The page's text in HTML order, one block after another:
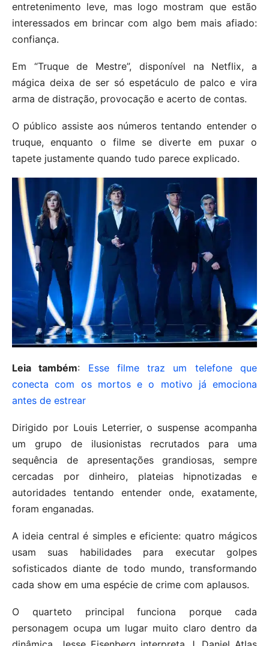
entretenimento leve, mas logo mostram que estão
interessados em brincar com algo bem mais afiado:
confiança.
Em “Truque de Mestre”, disponível na Netflix, a
mágica deixa de ser só espetáculo de palco e vira
arma de distração, provocação e acerto de contas.
O público assiste aos números tentando entender o
truque, enquanto o filme se diverte em puxar o
tapete justamente quando tudo parece explicado.
Leia também: Esse filme traz um telefone que
conecta com os mortos e o motivo já emociona
antes de estrear
Dirigido por Louis Leterrier, o suspense acompanha
um grupo de ilusionistas recrutados para uma
sequência de apresentações grandiosas, sempre
cercadas por dinheiro, plateias hipnotizadas e
autoridades tentando entender onde, exatamente,
foram enganadas.
A ideia central é simples e eficiente: quatro mágicos
usam suas habilidades para executar golpes
sofisticados diante de todo mundo, transformando
cada show em uma espécie de crime com aplausos.
O quarteto principal funciona porque cada
personagem ocupa um lugar muito claro dentro da